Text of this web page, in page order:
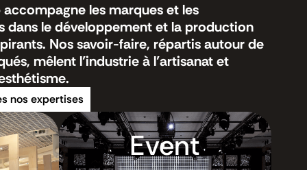
les marques et les
dans le développement et la production
Nos savoir-faire, répartis autour de
mêlent l’industrie à l’artisanat et
nos expertises
Event